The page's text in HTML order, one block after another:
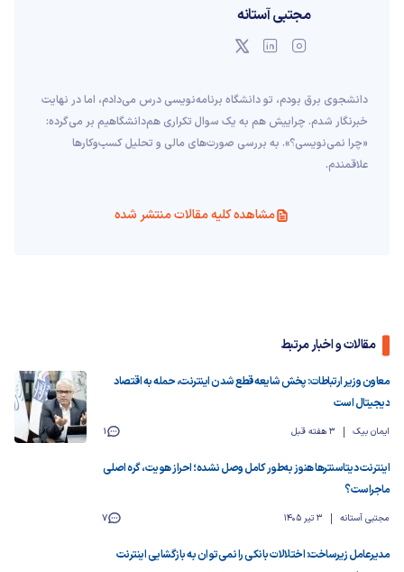
مجتبی آستانه
دانشجوی برق بودم، تو دانشگاه برنامه‌نویسی درس می‌دادم، اما در نهایت
خبرنگار شدم. چراییش هم به یک سوال تکراری هم‌دانشگاهیم بر می‌گرده:
«چرا نمی‌نویسی؟». به بررسی صورت‌های مالی و تحلیل کسب‌وکارها
علاقمندم.
مشاهده کلیه مقالات منتشر شده
مقالات و اخبار مرتبط
معاون وزیر ارتباطات: پخش شایعه قطع شدن اینترنت، حمله به اقتصاد
دیجیتال است
ایمان بیک 3 هفته قبل 1
اینترنت دیتاسنترها هنوز به‌طور کامل وصل نشده‌؛ احراز هویت، گره اصلی
ماجراست؟
مجتبی آستانه 3 تیر 1405 7
مدیرعامل زیرساخت: اختلالات بانکی را نمی‌توان به بازگشایی اینترنت